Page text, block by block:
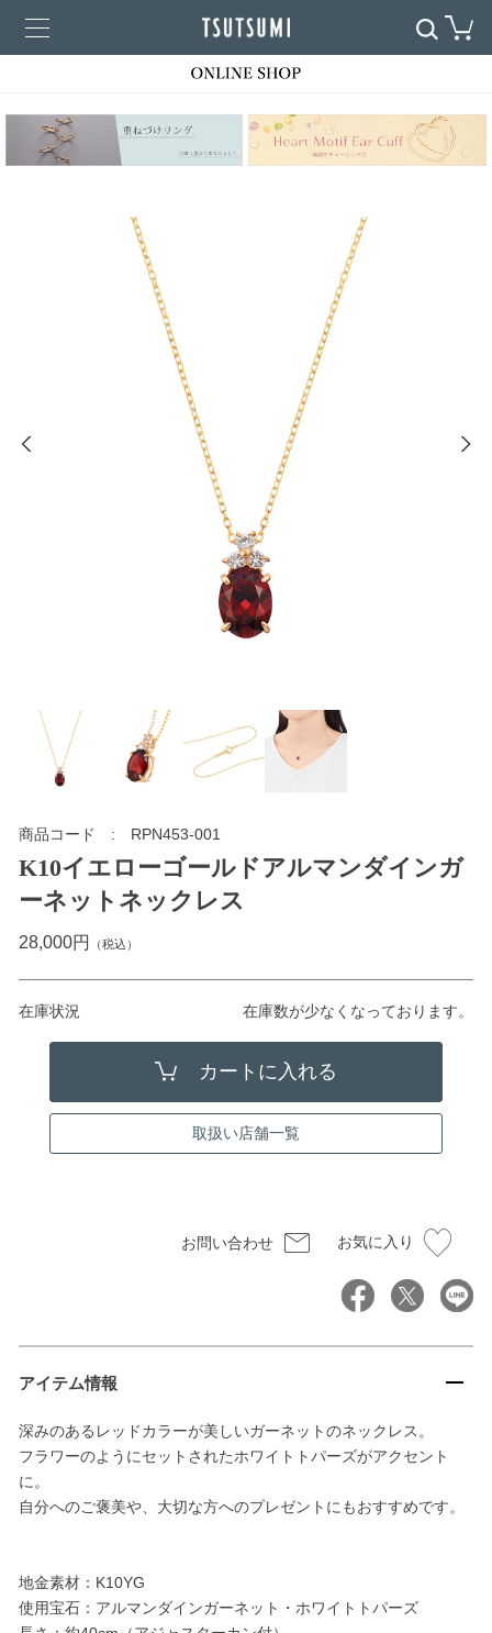
商品コード RPN453-001
K10イエローゴールドアルマンダインガ
ーネットネックレス
28,000円 （税込）
在庫状況 在庫数が少なくなっております。
取扱い店舗一覧
お問い合わせ お気に入り
アイテム情報
深みのあるレッドカラーが美しいガーネットのネックレス。
フラワーのようにセットされたホワイトトパーズがアクセント
に。
自分へのご褒美や、大切な方へのプレゼントにもおすすめです。
地金素材：K10YG
使用宝石：アルマンダインガーネット・ホワイトトパーズ